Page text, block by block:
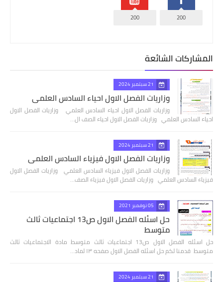
200
200
المشاركات الشائعة
21 سبتمبر 2024
وزاريات الفصل الاول احياء السادس العلمي
وزاريات الفصل الاول احياء السادس العلمي وزاريات الفصل الاول
احياء السادس العلمي وزاريات الفصل الاول احياء الصف ال…
21 سبتمبر 2024
وزاريات الفصل الاول فيزياء السادس العلمي
وزاريات الفصل الاول فيزياء السادس العلمي وزاريات الفصل الاول
فيزياء السادس العلمي وزاريات الفصل الاول فيزياء الصف…
05 نوفمبر 2021
حل اسئله الفصل الاول ص13 اجتماعيات ثالث
متوسط
حل اسئله الفصل الاول ص13 اجتماعيات ثالث متوسط مادة الاجتماعيات ثالث
متوسط قدمنا لكم حل اسئله الفصل الاول صفحه ١٣ لماد…
21 سبتمبر 2024